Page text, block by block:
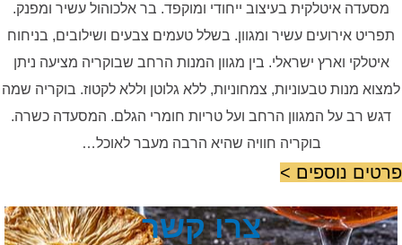
מסעדה איטלקית בעיצוב ייחודי ומוקפד. בר אלכוהול עשיר ומפנק.
תפריט אירועים עשיר ומגוון. בשלל טעמים צבעים ושילובים, בניחוח
איטלקי וארץ ישראלי. בין מגוון המנות הרחב שבוקריה מציעה ניתן
למצוא מנות טבעוניות, צמחוניות, ללא גלוטן וללא לקטוז. בוקריה שמה
דגש רב על המגוון הרחב ועל טריות חומרי הגלם. המסעדה כשרה.
בוקריה חוויה שהיא הרבה מעבר לאוכל…
פרטים נוספים >
צרו קשר